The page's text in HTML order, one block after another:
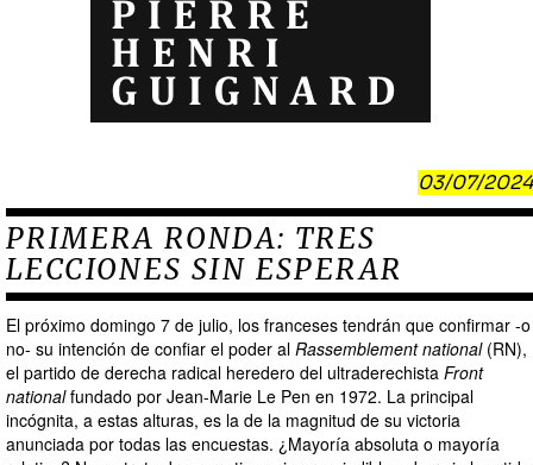
03/07/2024
PRIMERA RONDA: TRES
LECCIONES SIN ESPERAR
El próximo domingo 7 de julio, los franceses tendrán que confirmar -o
no- su intención de confiar el poder al Rassemblement national(RN),
el partido de derecha radical heredero del ultraderechista Front
nationalfundado por Jean-Marie Le Pen en 1972. La principal
incógnita, a estas alturas, es la de la magnitud de su victoria
anunciada por todas las encuestas. ¿Mayoría absoluta o mayoría